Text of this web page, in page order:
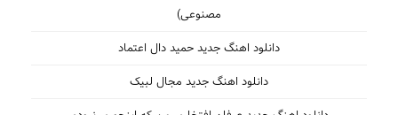
مصنوعی)
دانلود اهنگ جدید حمید دال اعتماد
دانلود اهنگ جدید مجال لبیک